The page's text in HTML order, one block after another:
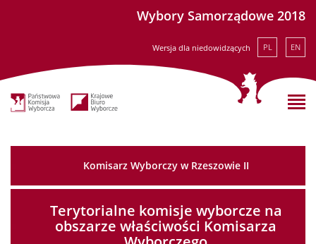
Wybory Samorządowe 2018
Wersja dla niedowidzących PL EN
Komisarz Wyborczy w Rzeszowie II
Terytorialne komisje wyborcze na
obszarze właściwości Komisarza